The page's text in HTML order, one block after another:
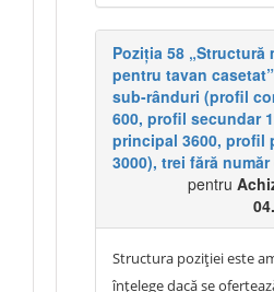
concurența. Având în
expuse, documentația
rămâne nemodificată.
examinare într-un
zile de la solicitare.
referă exclusiv la
de a pune la dispoziție
solicitate și nu instituie
autorității contractante
examinarea acestora în
menționează că
Poziția 58 „Structură
pentru tavan
sub-rânduri (profil
600, profil secundar
principal 3600, profil
3000), trei fără
pentru
Structura poziției este
înțelege dacă se